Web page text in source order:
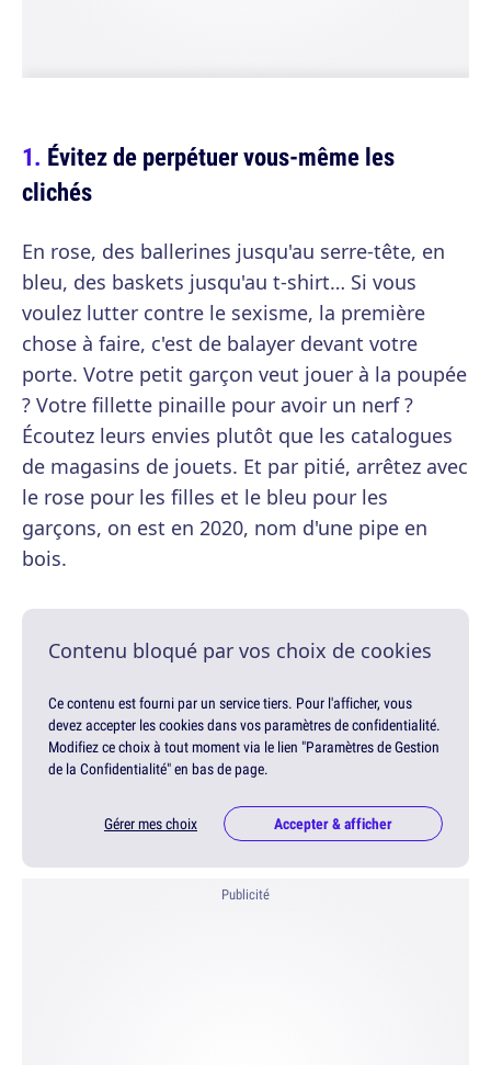
Évitez de perpétuer vous-même les
clichés
En rose, des ballerines jusqu'au serre-tête, en
bleu, des baskets jusqu'au t-shirt… Si vous
voulez lutter contre le sexisme, la première
chose à faire, c'est de balayer devant votre
porte. Votre petit garçon veut jouer à la poupée
? Votre fillette pinaille pour avoir un nerf ?
Écoutez leurs envies plutôt que les catalogues
de magasins de jouets. Et par pitié, arrêtez avec
le rose pour les filles et le bleu pour les
garçons, on est en 2020, nom d'une pipe en
bois.
Contenu bloqué par vos choix de cookies
Ce contenu est fourni par un service tiers. Pour l'afficher, vous
devez accepter les cookies dans vos paramètres de confidentialité.
Modifiez ce choix à tout moment via le lien "Paramètres de Gestion
de la Confidentialité" en bas de page.
Gérer mes choix Accepter & afficher
Publicité